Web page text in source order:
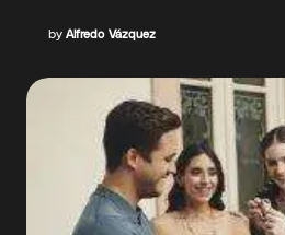
by Alfredo Vázquez